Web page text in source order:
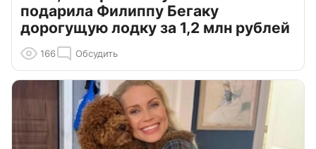
подарила Филиппу Бегаку
дорогущую лодку за 1,2 млн рублей
166 Обсудить